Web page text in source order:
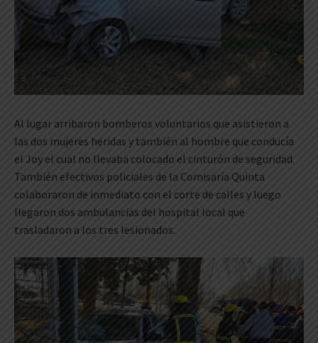
Al lugar arribaron bomberos voluntarios que asistieron a
las dos mujeres heridas y también al hombre que conducía
el Joy el cual no llevaba colocado el cinturón de seguridad.
También efectivos policiales de la Comisaría Quinta
colaboraron de inmediato con el corte de calles y luego
llegaron dos ambulancias del hospital local que
trasladaron a los tres lesionados.